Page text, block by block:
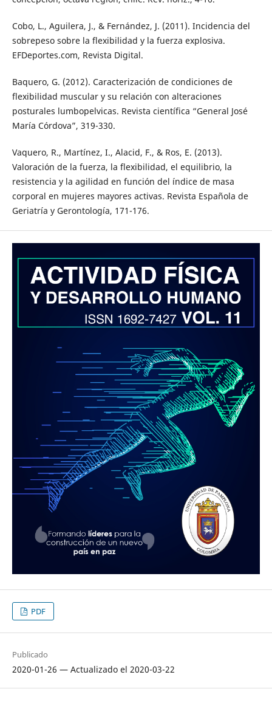
Cobo, L., Aguilera, J., & Fernández, J. (2011). Incidencia del
sobrepeso sobre la flexibilidad y la fuerza explosiva.
EFDeportes.com, Revista Digital.
Baquero, G. (2012). Caracterización de condiciones de
flexibilidad muscular y su relación con alteraciones
posturales lumbopelvicas. Revista científica “General José
María Córdova”, 319-330.
Vaquero, R., Martínez, I., Alacid, F., & Ros, E. (2013).
Valoración de la fuerza, la flexibilidad, el equilibrio, la
resistencia y la agilidad en función del índice de masa
corporal en mujeres mayores activas. Revista Española de
Geriatría y Gerontología, 171-176.
PDF
Publicado
2020-01-26 — Actualizado el 2020-03-22